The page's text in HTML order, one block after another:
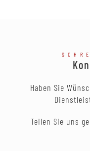
Haben Sie
Teilen Sie uns